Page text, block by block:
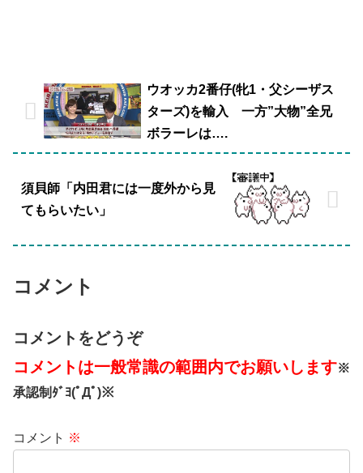
ウオッカ2番仔(牝1・父シーザス
ターズ)を輸入 一方”大物”全兄
ボラーレは….
須貝師「内田君には一度外から見
てもらいたい」
コメント
コメントをどうぞ
コメントは一般常識の範囲内でお願いします※
承認制ﾀﾞﾖ(ﾟДﾟ)※
コメント ※